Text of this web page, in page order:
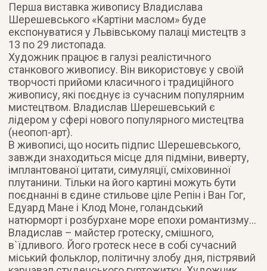
Перша виставка живопису Владислава
Шерешевського «Картіни маслом» буде
експонуватися у Львівському палаці мистецтв з
13 по 29 листопада.
Художник працює в галузі реалістичного
станкового живопису. Він використовує у своїй
творчості прийоми класичного і традиційного
живопису, які поєднує із сучасним популярним
мистецтвом. Владислав Шерешевський є
лідером у сфері нового популярного мистецтва
(неопоп-арт).
В живописі, що носить підпис Шерешевського,
завжди знаходиться місце для підміни, виверту,
імплантованої цитати, симуляції, сміховинної
плутанини. Тільки на його картині можуть бути
поєднанні в єдине стильове ціле Репін і Ван Гог,
Едуард Мане і Клод Моне, голандський
натюрморт і розбурхане море епохи романтизму…
Владислав – майстер гротеску, смішного,
в`їдливого. Його гротеск несе в собі сучасний
міський фольклор, політичну злобу дня, пістрявий